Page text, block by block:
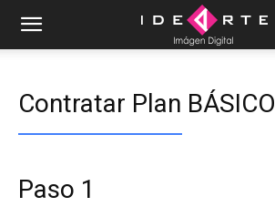
Contratar Plan BÁSICO
Paso 1